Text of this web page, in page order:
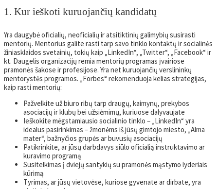
1. Kur ieškoti kuruojančių kandidatų
Yra daugybė oficialių, neoficialių ir atsitiktinių galimybių susirasti
mentorių. Mentorius galite rasti tarp savo tinklo kontaktų ir socialinės
žiniasklaidos svetainių, tokių kaip „LinkedIn“, „Twitter“, „Facebook“ ir
kt. Daugelis organizacijų remia mentorių programas įvairiose
pramonės šakose ir profesijose. Yra net kuruojančių verslininkų
mentorystės programos. „Forbes“ rekomenduoja kelias strategijas,
kaip rasti mentorių:
Pažvelkite už biuro ribų tarp draugų, kaimynų, prekybos
asociacijų ir klubų bei užsiėmimų, kuriuose dalyvaujate
Ieškokite mėgstamiausio socialinio tinklo – „LinkedIn“ yra
idealus pasirinkimas – žmonėms iš jūsų gimtojo miesto, „Alma
mater“, bažnyčios grupės ar buvusių asociacijų
Patikrinkite, ar jūsų darbdavys siūlo oficialią instruktavimo ar
kuravimo programą
Susitelkimas į dviejų santykių su pramonės mąstymo lyderiais
kūrimą
Tyrimas, ar jūsų vietovėse, kuriose gyvenate ar dirbate, yra